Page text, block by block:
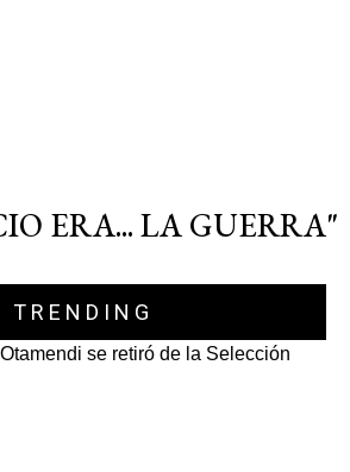
ERA... LA GUERRA"
TRENDING